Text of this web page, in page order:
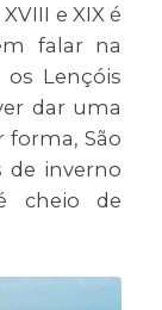
e XIX é
falar na
os Lençóis
dar uma
forma, São
de inverno
cheio de